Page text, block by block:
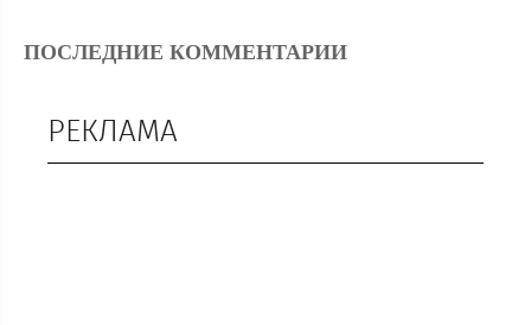
ПОСЛЕДНИЕ КОММЕНТАРИИ
РЕКЛАМА